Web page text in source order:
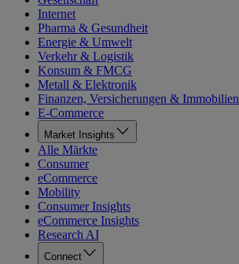
Internet
Pharma & Gesundheit
Energie & Umwelt
Verkehr & Logistik
Konsum & FMCG
Metall & Elektronik
Finanzen, Versicherungen & Immobilien
E-Commerce
Market Insights
Alle Märkte
Consumer
eCommerce
Mobility
Consumer Insights
eCommerce Insights
Research AI
Connect